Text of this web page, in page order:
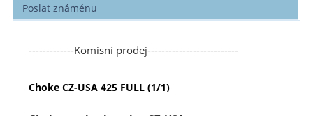
Poslat známénu
-------------Komisní prodej--------------------------
Choke CZ-USA 425 FULL (1/1)